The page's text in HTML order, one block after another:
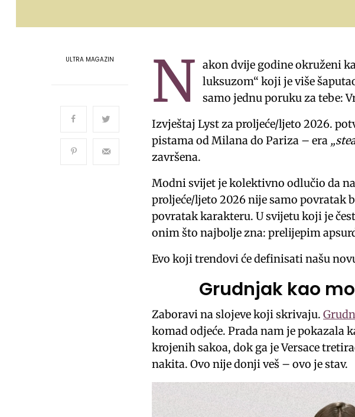
ULTRA MAGAZIN N akon dvije godine okruženi
luksuzom“ koji je više
samo jednu poruku za tebe:
Izvještaj Lyst za proljeće/ljeto 2026.
pistama od Milana do Pariza – era
završena.
Modni svijet je kolektivno odlučio da
proljeće/ljeto 2026 nije samo povratak
povratak karakteru. U svijetu koji je
onim što najbolje zna: prelijepim
Evo koji trendovi će definisati našu
Grudnjak kao
Zaboravi na slojeve koji skrivaju.
komad odjeće. Prada nam je pokazala
krojenih sakoa, dok ga je Versace
nakita. Ovo nije donji veš – ovo je stav.